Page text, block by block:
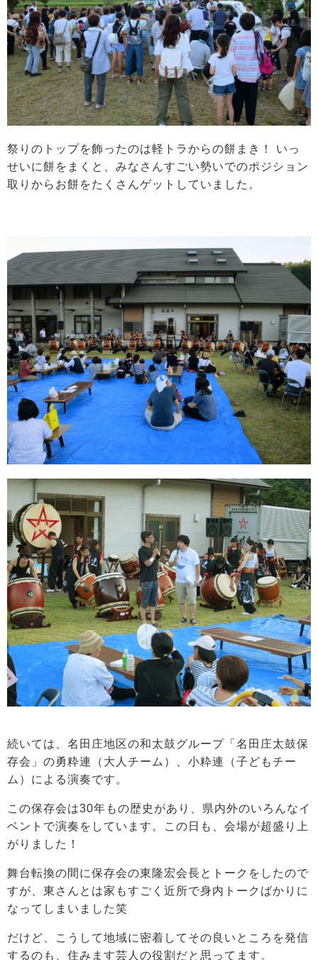
祭りのトップを飾ったのは軽トラからの餅まき！ いっ
せいに餅をまくと、みなさんすごい勢いでのポジション
取りからお餅をたくさんゲットしていました。
続いては、名田庄地区の和太鼓グループ「名田庄太鼓保
存会」の勇粋連（大人チーム）、小粋連（子どもチー
ム）による演奏です。
この保存会は30年もの歴史があり、県内外のいろんなイ
ベントで演奏をしています。この日も、会場が超盛り上
がりました！
舞台転換の間に保存会の東隆宏会長とトークをしたので
すが、東さんとは家もすごく近所で身内トークばかりに
なってしまいました笑
だけど、こうして地域に密着してその良いところを発信
するのも、住みます芸人の役割だと思ってます。